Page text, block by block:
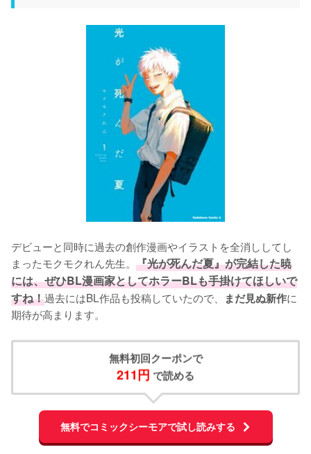
デビューと同時に過去の創作漫画やイラストを全消ししてし
まったモクモクれん先生。 『光が死んだ夏』が完結した暁
には、ぜひBL漫画家としてホラーBLも手掛けてほしいで
すね！過去にはBL作品も投稿していたので、 まだ見ぬ新作に
期待が高まります。
無料初回クーポンで
211円 で読める
無料でコミックシーモアで試し読みする